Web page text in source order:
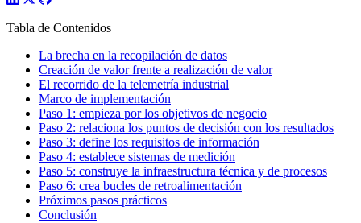
Tabla de Contenidos
La brecha en la recopilación de datos
Creación de valor frente a realización de valor
El recorrido de la telemetría industrial
Marco de implementación
Paso 1: empieza por los objetivos de negocio
Paso 2: relaciona los puntos de decisión con los resultados
Paso 3: define los requisitos de información
Paso 4: establece sistemas de medición
Paso 5: construye la infraestructura técnica y de procesos
Paso 6: crea bucles de retroalimentación
Próximos pasos prácticos
Conclusión